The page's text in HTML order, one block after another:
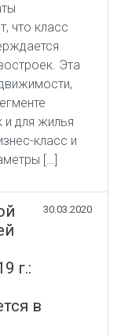
что класс
Эта
и для жилья
класс и
[…]
г.:
в
30.03.2020